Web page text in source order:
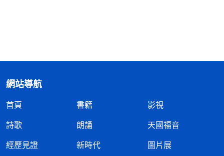
網站導航
首頁 書籍
影視
詩歌
朗誦
天國福音
經歷見證
新時代
圖片展